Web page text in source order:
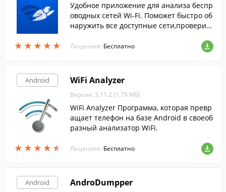
★ ★ ★ ★ ★
★ ★ ★ ★ ★
Удобное приложение для анализа беспр
оводных сетей Wi-Fi. Поможет быстро об
наружить все доступные сети,проверит
а и многое другое.
Лицензия: Бесплатно
Android
★ ★ ★ ★ ★
★ ★ ★ ★ ★
WiFi Analyzer
Версия: 3.11.2 (1.79 МБ)
WiFi Analyzer Программа, которая превр
ащает телефон на базе Android в своеоб
разный анализатор WiFi.
Лицензия: Бесплатно
Android AndroDumpper